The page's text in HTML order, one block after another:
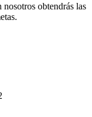
obtendrás las